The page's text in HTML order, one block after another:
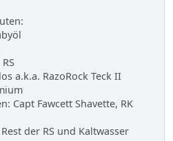
a.k.a. RazoRock Teck II
Capt Fawcett Shavette, RK
der RS und Kaltwasser